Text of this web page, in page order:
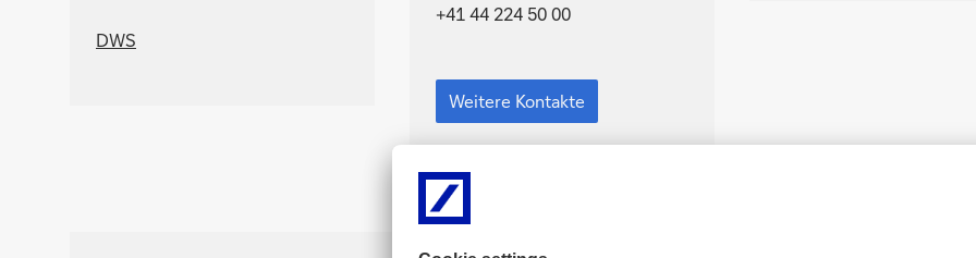
DWS
+41 44 224 50 00
Weitere
Kontakte
Weitere Kontakte